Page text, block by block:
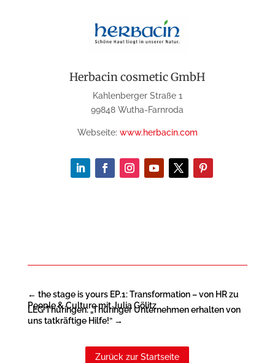
Herbacin cosmetic GmbH
Kahlenberger Straße 1
99848 Wutha-Farnroda
Webseite: www.herbacin.com
← the stage is yours EP.1: Transformation – von HR zu
People & Culture mit Julia Gölitz
LEG Thüringen: „Thüringer Unternehmen erhalten von
uns tatkräftige Hilfe!“→
Zurück zur Startseite